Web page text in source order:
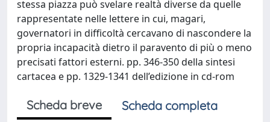
stessa piazza può svelare realtà diverse da quelle
rappresentate nelle lettere in cui, magari,
governatori in difficoltà cercavano di nascondere la
propria incapacità dietro il paravento di più o meno
precisati fattori esterni. pp. 346-350 della sintesi
cartacea e pp. 1329-1341 dell’edizione in cd-rom
Scheda breve
Scheda completa